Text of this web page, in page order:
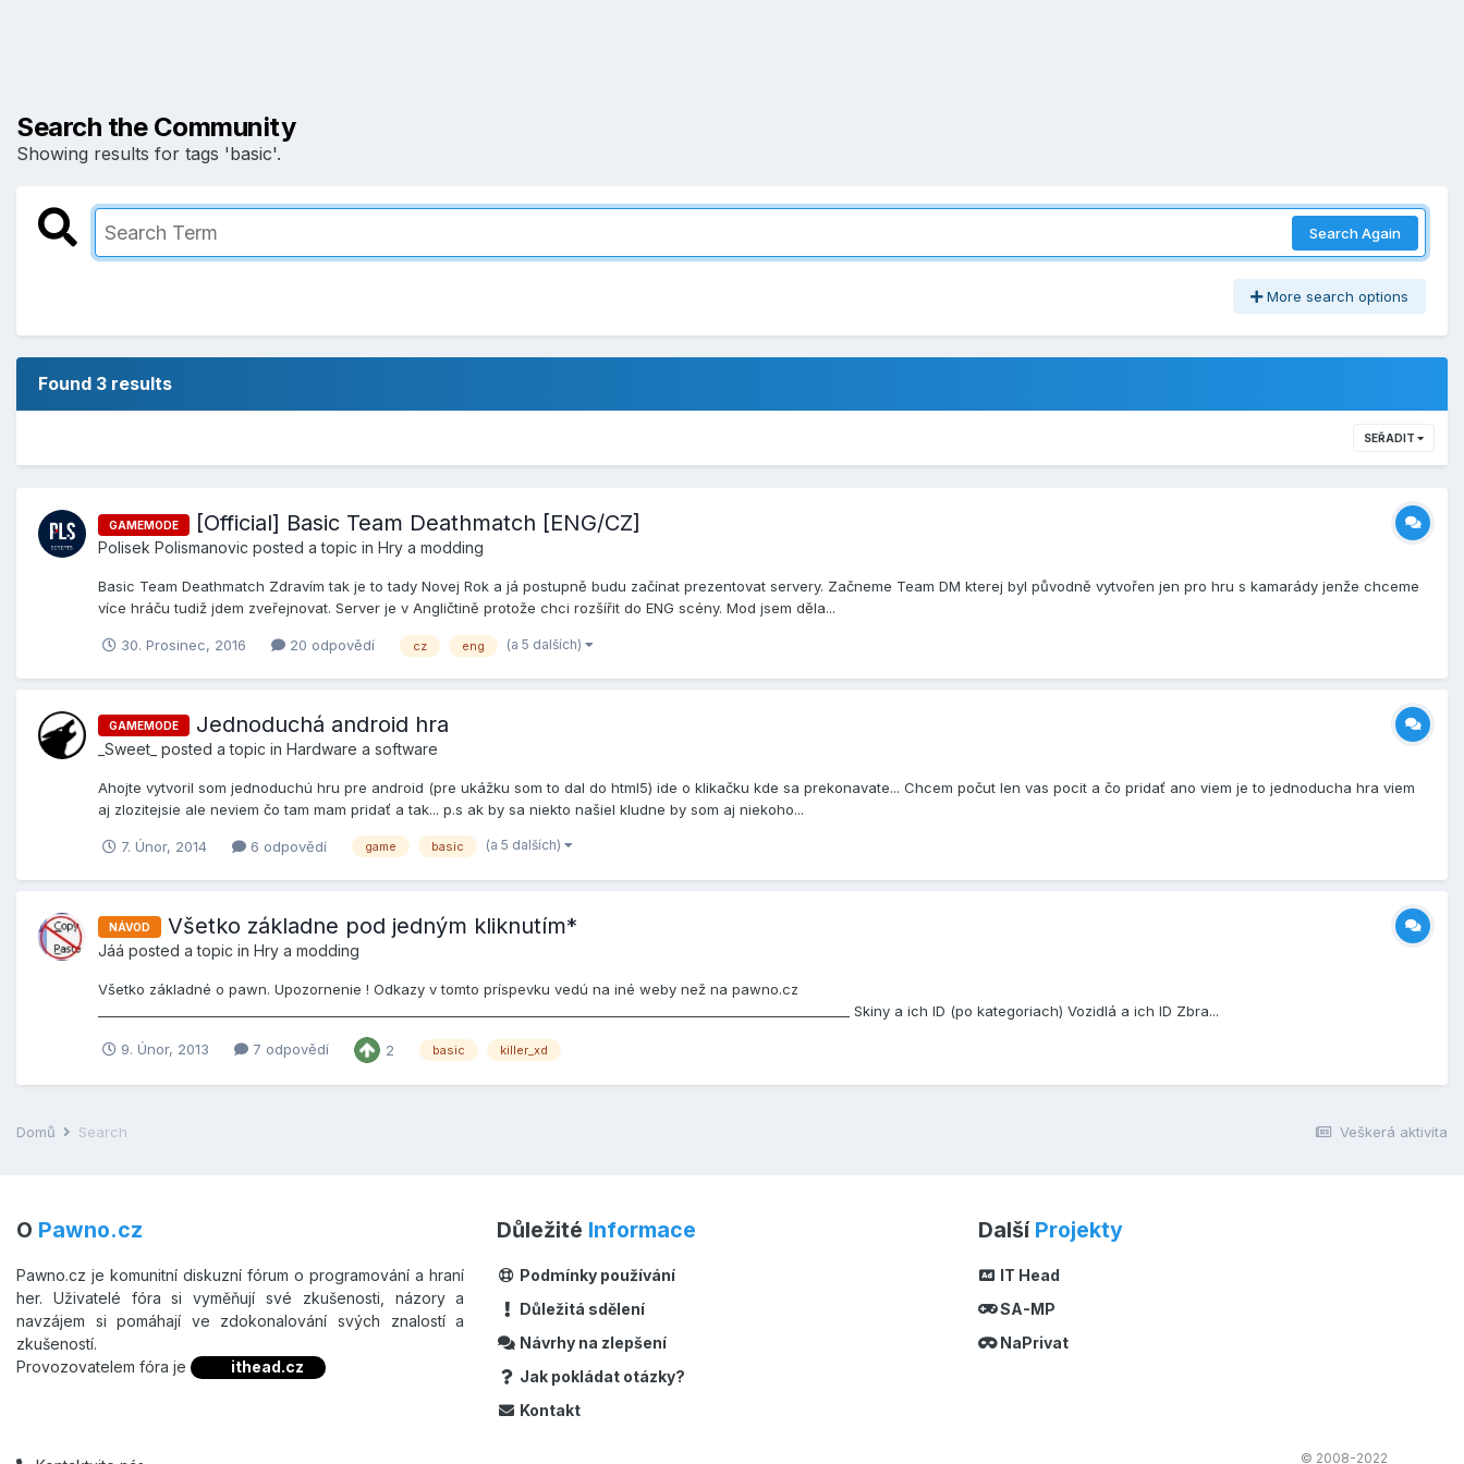
Search the Community
Showing results for tags 'basic'.
Search Again
More search options
Found 3 results
SEŘADIT
GAMEMODE [Official] Basic Team Deathmatch [ENG/CZ]
Polisek Polismanovic posted a topic in Hry a modding
Basic Team Deathmatch Zdravím tak je to tady Novej Rok a já postupně budu začínat prezentovat servery. Začneme Team DM kterej byl původně vytvořen jen pro hru s kamarády jenže chceme
více hráču tudiž jdem zveřejnovat. Server je v Angličtině protože chci rozšířit do ENG scény. Mod jsem děla...
30. Prosinec, 2016 20 odpovědí cz eng (a 5 dalších)
GAMEMODE Jednoduchá android hra
_Sweet_ posted a topic in Hardware a software
Ahojte vytvoril som jednoduchú hru pre android (pre ukážku som to dal do html5) ide o klikačku kde sa prekonavate... Chcem počut len vas pocit a čo pridať ano viem je to jednoducha hra viem
aj zlozitejsie ale neviem čo tam mam pridať a tak... p.s ak by sa niekto našiel kludne by som aj niekoho...
7. Únor, 2014 6 odpovědí game basic (a 5 dalších)
NÁVOD Všetko základne pod jedným kliknutím*
Jáá posted a topic in Hry a modding
Všetko základné o pawn. Upozornenie ! Odkazy v tomto príspevku vedú na iné weby než na pawno.cz
___________________________________________________________________________________________________________________ Skiny a ich ID (po kategoriach) Vozidlá a ich ID Zbra...
9. Únor, 2013 7 odpovědí 2 basic killer_xd
Veškerá aktivita
Domů Search
O Pawno.cz
Pawno.cz je komunitní diskuzní fórum o programování a hraní
her. Uživatelé fóra si vyměňují své zkušenosti, názory a
navzájem si pomáhají ve zdokonalování svých znalostí a
zkušeností.
Provozovatelem fóra je
ithead.cz
Důležité Informace
Podmínky používání
Důležitá sdělení
Návrhy na zlepšení
Jak pokládat otázky?
Kontakt
Další Projekty
IT Head
SA-MP
NaPrivat
© 2008-2022